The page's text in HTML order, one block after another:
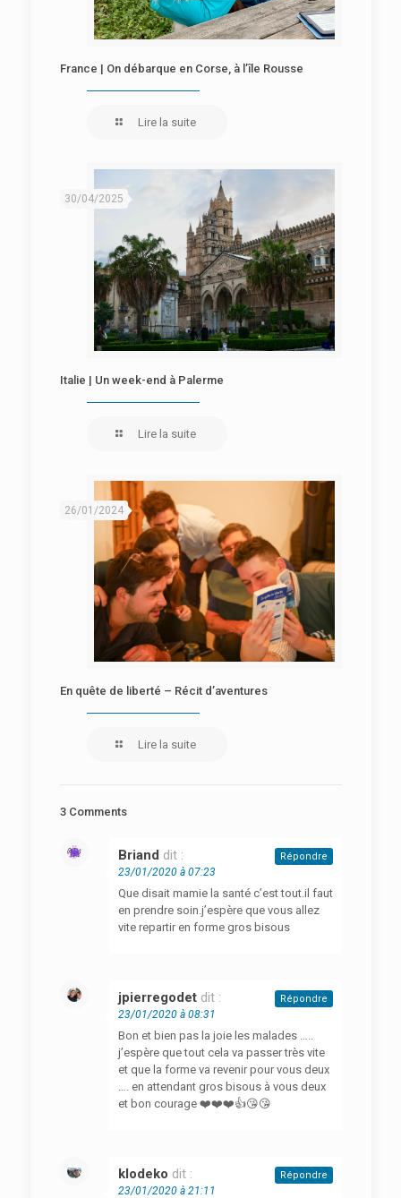
France | On débarque en Corse, à l’île Rousse
Lire la suite
30/04/2025
Italie | Un week-end à Palerme
Lire la suite
26/01/2024
En quête de liberté – Récit d’aventures
Lire la suite
3 Comments
Briand dit :
23/01/2020 à 07:23
Que disait mamie la santé c’est tout.il faut
en prendre soin.j’espère que vous allez
vite repartir en forme gros bisous
Répondre
jpierregodet dit :
23/01/2020 à 08:31
Bon et bien pas la joie les malades …..
j’espère que tout cela va passer très vite
et que la forme va revenir pour vous deux
…. en attendant gros bisous à vous deux
et bon courage ❤️❤️❤️👍😘😘
Répondre
klodeko dit :
23/01/2020 à 21:11
Répondre